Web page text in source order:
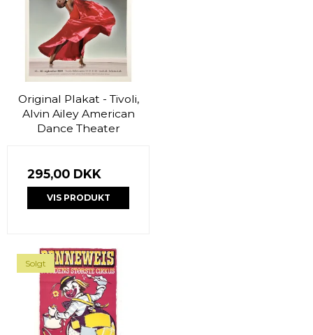
Original Plakat - Tivoli,
Alvin Ailey American
Dance Theater
295,00 DKK
VIS PRODUKT
Solgt